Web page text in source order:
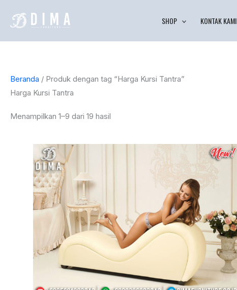
SHOP KONTAK KAMI
Beranda / Produk dengan tag “Harga Kursi Tantra”
Harga Kursi Tantra
Menampilkan 1–9 dari 19 hasil